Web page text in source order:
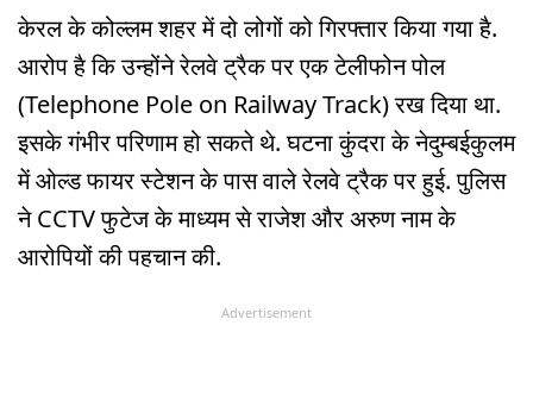
केरल के कोल्लम शहर में दो लोगों को गिरफ्तार किया गया है.
आरोप है कि उन्होंने रेलवे ट्रैक पर एक टेलीफोन पोल
(Telephone Pole on Railway Track) रख दिया था.
इसके गंभीर परिणाम हो सकते थे. घटना कुंदरा के नेदुम्बईकुलम
में ओल्ड फायर स्टेशन के पास वाले रेलवे ट्रैक पर हुई. पुलिस
ने CCTV फुटेज के माध्यम से राजेश और अरुण नाम के
आरोपियों की पहचान की.
Advertisement